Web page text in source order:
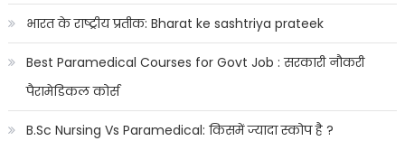
भारत के राष्ट्रीय प्रतीक: Bharat ke sashtriya prateek
Best Paramedical Courses for Govt Job : सरकारी नौकरी
पैरामेडिकल कोर्स
B.Sc Nursing Vs Paramedical: किसमें ज्यादा स्कोप है ?